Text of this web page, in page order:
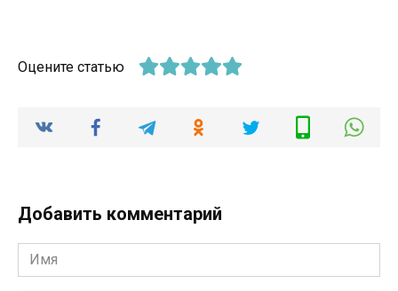
Оцените статью
Добавить комментарий
Имя
*